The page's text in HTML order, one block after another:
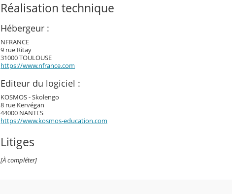
Réalisation technique
Hébergeur :
NFRANCE
9 rue Ritay
31000 TOULOUSE
https://www.nfrance.com
Editeur du logiciel :
KOSMOS - Skolengo
8 rue Kervégan
44000 NANTES
https://www.kosmos-education.com
Litiges
[À compléter]